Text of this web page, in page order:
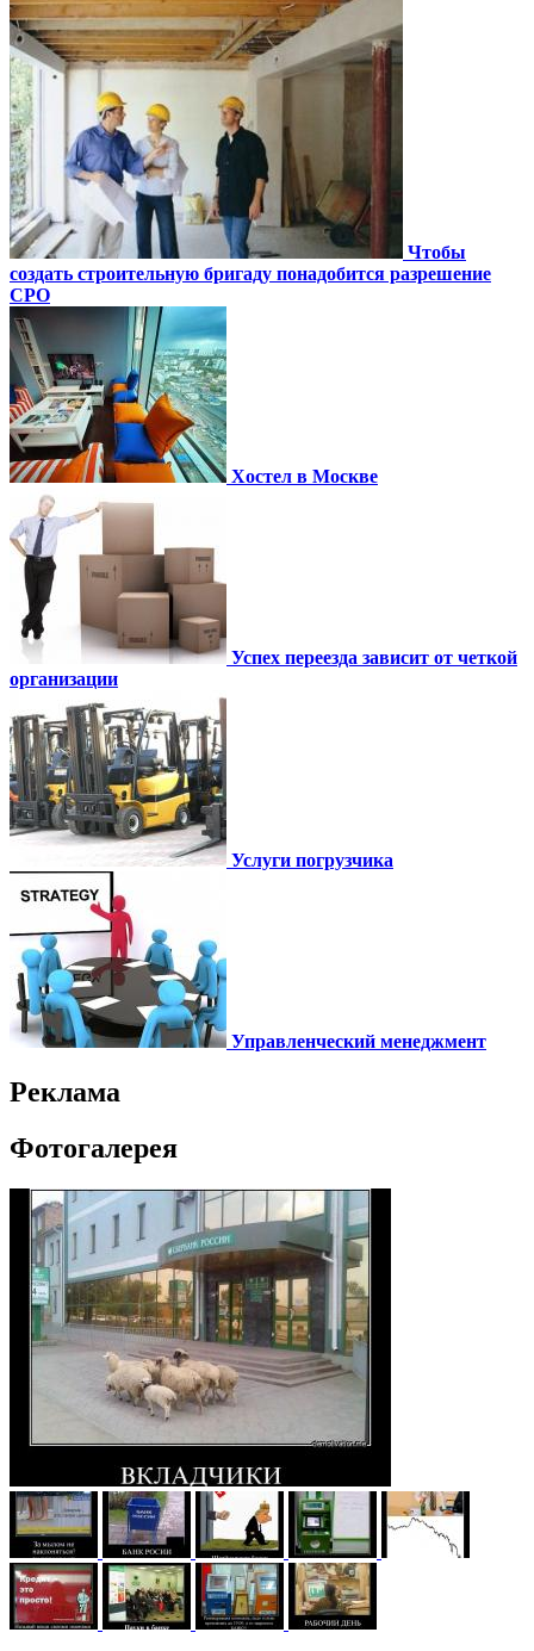
Чтобы
создать строительную бригаду понадобится разрешение
СРО
Хостел в Москве
Успех переезда зависит от четкой
организации
Услуги погрузчика
Управленческий менеджмент
Реклама
Фотогалерея